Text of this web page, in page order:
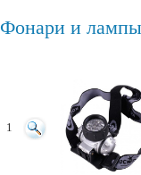
Фонари и лампы
1